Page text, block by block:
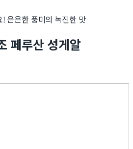
은은한 풍미의 녹진한 맛
페루산 성게알